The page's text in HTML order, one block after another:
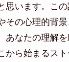
思います。こ
その心理的背
あなたの理解
から始まるス